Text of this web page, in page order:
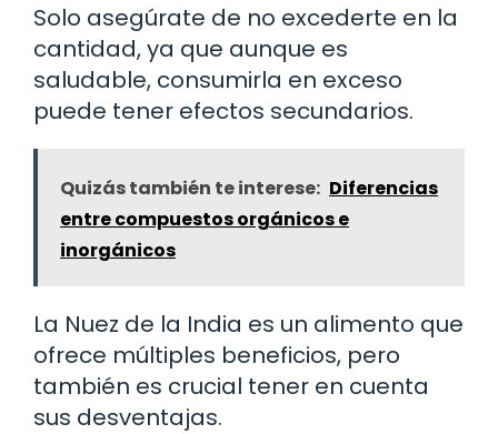
Solo asegúrate de no excederte en la
cantidad, ya que aunque es
saludable, consumirla en exceso
puede tener efectos secundarios.
Quizás también te interese: Diferencias
entre compuestos orgánicos e
inorgánicos
La Nuez de la India es un alimento que
ofrece múltiples beneficios, pero
también es crucial tener en cuenta
sus desventajas.